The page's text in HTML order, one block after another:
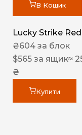
В Кошик
Lucky Strike
₴604 за блок
$565 за ящик≈
₴
Купити